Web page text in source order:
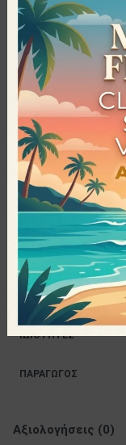
παρασκευάζει
αμέτρητες
Εμπνευσμένη από
φιλοσοφία της
καλύπτουν όλες
ικανοποιούν και
χρησιμοποίηση
ποιότητας, με την
και με τους πιο
Yogi Tea
ΜΈΓΕΘΟΣ
ΙΔΙΌΤΗΤΕΣ
ΠΑΡΑΓΩΓΌΣ
Αξιολογήσεις (0)